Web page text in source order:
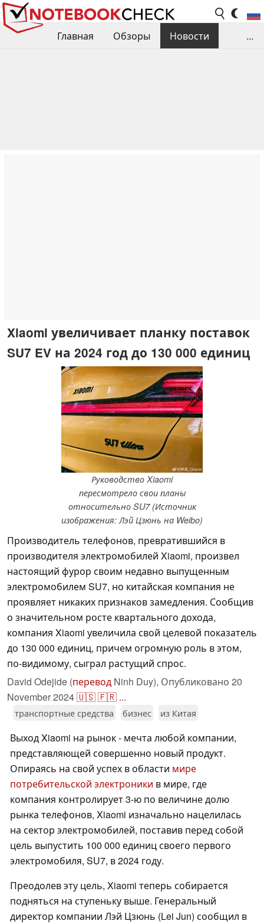
Главная Обзоры
Новости
...
Xiaomi увеличивает планку поставок
SU7 EV на 2024 год до 130 000 единиц
Руководство Xiaomi
пересмотрело свои планы
относительно SU7 (Источник
изображения: Лэй Цзюнь на Weibo)
Производитель телефонов, превратившийся в
производителя электромобилей Xiaomi, произвел
настоящий фурор своим недавно выпущенным
электромобилем SU7, но китайская компания не
проявляет никаких признаков замедления. Сообщив
о значительном росте квартального дохода,
компания Xiaomi увеличила свой целевой показатель
до 130 000 единиц, причем огромную роль в этом,
по-видимому, сыграл растущий спрос.
David Odejide (перевод Ninh Duy), Опубликовано 20
November 2024🇺🇸🇫🇷 ...
транспортные средства бизнес из Китая
Выход Xiaomi на рынок - мечта любой компании,
представляющей совершенно новый продукт.
Опираясь на свой успех в области мире
потребительской электроники в мире, где
компания контролирует 3-ю по величине долю
рынка телефонов, Xiaomi изначально нацелилась
на сектор электромобилей, поставив перед собой
цель выпустить 100 000 единиц своего первого
электромобиля, SU7, в 2024 году.
Преодолев эту цель, Xiaomi теперь собирается
подняться на ступеньку выше. Генеральный
директор компании Лэй Цзюнь (Lei Jun) сообщил в